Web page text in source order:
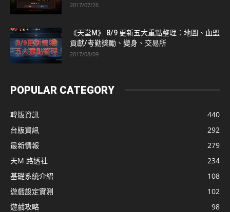
2017/07/26
《天堂M》 8/9 更新五大重點整理：地圖、血盟
貢獻/考勤獎勵、變身、交易所
2017/08/09
POPULAR CATEGORY
韓版資訊
440
台版資訊
292
最新情報
279
天M 路透社
234
基礎系統介紹
108
遊戲設定實測
102
遊戲攻略
98